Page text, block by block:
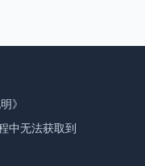
》
中无法获取到